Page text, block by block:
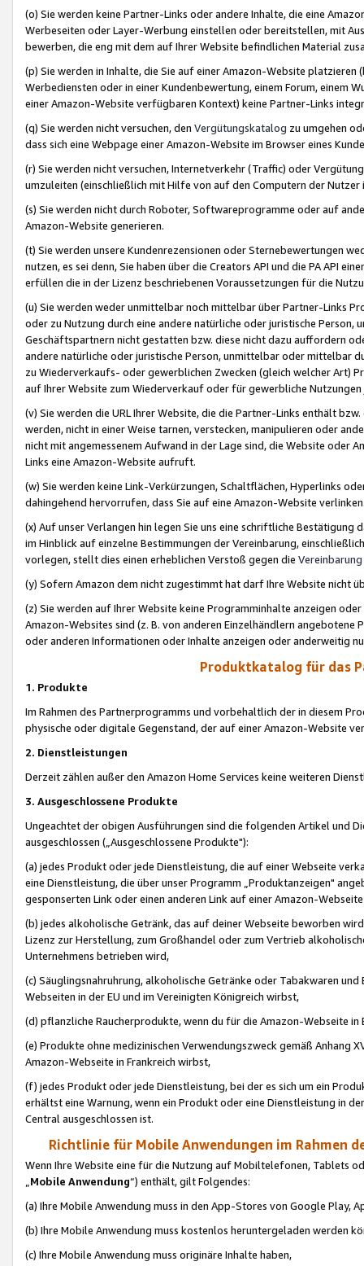
(o) Sie werden keine Partner-Links oder andere Inhalte, die eine
Werbeseiten oder Layer-Werbung einstellen oder bereitstellen, mit
bewerben, die eng mit dem auf Ihrer Website befindlichen Material
(p) Sie werden in Inhalte, die Sie auf einer Amazon-Website
Werbediensten oder in einer Kundenbewertung, einem Forum, einem
einer Amazon-Website verfügbaren Kontext) keine Partner-Links
(q) Sie werden nicht versuchen, den Vergütungskatalog zu umgehen
dass sich eine Webpage einer Amazon-Website im Browser eines
(r) Sie werden nicht versuchen, Internetverkehr (Traffic) oder
umzuleiten (einschließlich mit Hilfe von auf den Computern der
(s) Sie werden nicht durch Roboter, Softwareprogramme oder auf
Amazon-Website generieren.
(t) Sie werden unsere Kundenrezensionen oder Sternebewertungen
nutzen, es sei denn, Sie haben über die Creators API und die PA API
erfüllen die in der Lizenz beschriebenen Voraussetzungen für die
(u) Sie werden weder unmittelbar noch mittelbar über Partner-Links
oder zu Nutzung durch eine andere natürliche oder juristische
Geschäftspartnern nicht gestatten bzw. diese nicht dazu auffordern
andere natürliche oder juristische Person, unmittelbar oder mittelbar
zu Wiederverkaufs- oder gewerblichen Zwecken (gleich welcher Art)
auf Ihrer Website zum Wiederverkauf oder für gewerbliche
(v) Sie werden die URL Ihrer Website, die die Partner-Links enthält
werden, nicht in einer Weise tarnen, verstecken, manipulieren oder
nicht mit angemessenem Aufwand in der Lage sind, die Website oder
Links eine Amazon-Website aufruft.
(w) Sie werden keine Link-Verkürzungen, Schaltflächen, Hyperlinks
dahingehend hervorrufen, dass Sie auf eine Amazon-Website
(x) Auf unser Verlangen hin legen Sie uns eine schriftliche
im Hinblick auf einzelne Bestimmungen der Vereinbarung,
vorlegen, stellt dies einen erheblichen Verstoß gegen die Vereinbarung
(y) Sofern Amazon dem nicht zugestimmt hat darf Ihre Website nicht
(z) Sie werden auf Ihrer Website keine Programminhalte anzeigen
Amazon-Websites sind (z. B. von anderen Einzelhändlern
oder anderen Informationen oder Inhalte anzeigen oder anderweitig
Produktkatalog für das
1. Produkte
Im Rahmen des Partnerprogramms und vorbehaltlich der in diesem
physische oder digitale Gegenstand, der auf einer Amazon-Website
2. Dienstleistungen
Derzeit zählen außer den Amazon Home Services keine weiteren
3. Ausgeschlossene Produkte
Ungeachtet der obigen Ausführungen sind die folgenden Artikel und
ausgeschlossen („Ausgeschlossene Produkte"):
(a) jedes Produkt oder jede Dienstleistung, die auf einer Webseite
eine Dienstleistung, die über unser Programm „Produktanzeigen"
gesponserten Link oder einen anderen Link auf einer Amazon-
(b) jedes alkoholische Getränk, das auf deiner Webseite beworben
Lizenz zur Herstellung, zum Großhandel oder zum Vertrieb
Unternehmens betrieben wird,
(c) Säuglingsnahruhrung, alkoholische Getränke oder Tabakwaren
Webseiten in der EU und im Vereinigten Königreich wirbst,
(d) pflanzliche Raucherprodukte, wenn du für die Amazon-Webseite in
(e) Produkte ohne medizinischen Verwendungszweck gemäß Anhang
Amazon-Webseite in Frankreich wirbst,
(f) jedes Produkt oder jede Dienstleistung, bei der es sich um ein
erhältst eine Warnung, wenn ein Produkt oder eine Dienstleistung in
Central ausgeschlossen ist.
Richtlinie für Mobile Anwendungen im Rahmen
Wenn Ihre Website eine für die Nutzung auf Mobiltelefonen, Tablets
„Mobile Anwendung“) enthält, gilt Folgendes:
(a) Ihre Mobile Anwendung muss in den App-Stores von Google Play,
(b) Ihre Mobile Anwendung muss kostenlos heruntergeladen werden
(c) Ihre Mobile Anwendung muss originäre Inhalte haben,